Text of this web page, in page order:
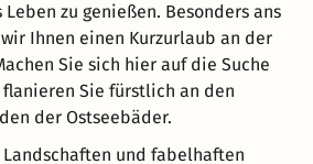
zu genießen. Besonders ans
Ihnen einen Kurzurlaub an der
Sie sich hier auf die Suche
Sie fürstlich an den
der Ostseebäder.
und fabelhaften